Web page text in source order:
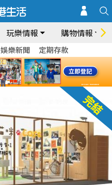
玩樂情報 購物情報
娛樂新聞 定期存款